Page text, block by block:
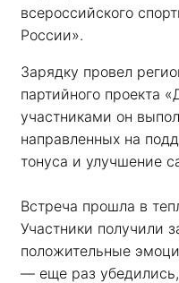
всероссийского
России».
Зарядку провел
партийного проекта
участниками он
направленных на
тонуса и улучшение
Встреча прошла в
Участники получили
положительные
— еще раз